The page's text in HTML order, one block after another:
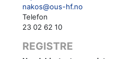
nakos@ous-hf.no
Telefon
23 02 62 10
REGISTRE